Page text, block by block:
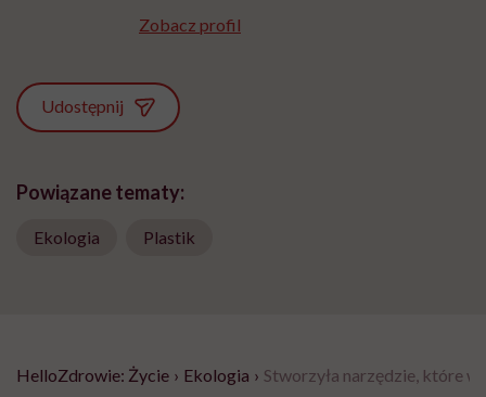
Zobacz profil
Udostępnij
Powiązane tematy:
Ekologia Plastik
HelloZdrowie: Życie › Ekologia › Stworzyła narzędzie, które